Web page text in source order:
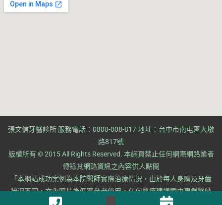
張文信牙醫診所 服務電話：0800-008-817 地址：台中市南屯區大墩
路817號
版權所有 © 2015 All Rights Reserved. ​本網頁禁止任何網際網路業者
轉錄其網路資訊之內容供人點閱
​「本網站成功案例為本院醫師實際治療情況，由於每人身體及牙齒
狀況不同，文內照片為個案參考使用，任何醫療建議需由專業醫師